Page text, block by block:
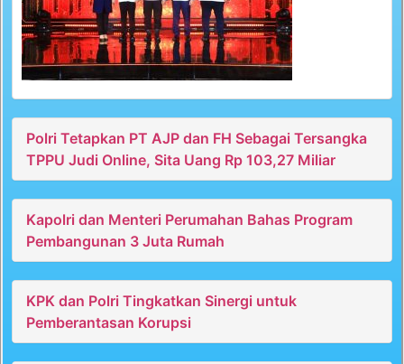
Polri Tetapkan PT AJP dan FH Sebagai Tersangka
TPPU Judi Online, Sita Uang Rp 103,27 Miliar
Kapolri dan Menteri Perumahan Bahas Program
Pembangunan 3 Juta Rumah
KPK dan Polri Tingkatkan Sinergi untuk
Pemberantasan Korupsi